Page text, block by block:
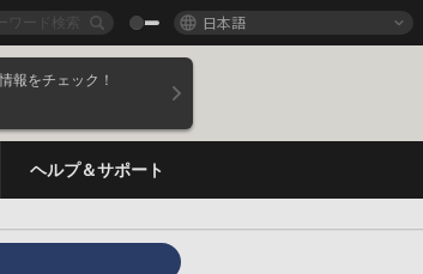
日本語
報をチェック！
ヘルプ＆サポート